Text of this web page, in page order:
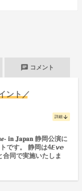
chat コメント
ント／
詳細 arrow_downward
𝐢𝐧 𝐉𝐚𝐩𝐚𝐧 静岡公演に
です。 静岡は4𝙀𝙫𝙚
同で実施いたしま